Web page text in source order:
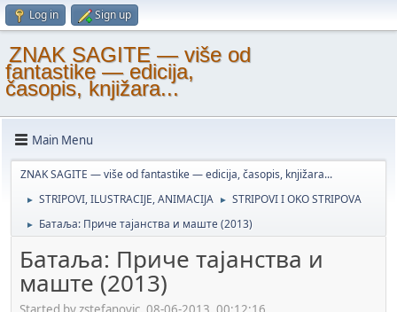
Log in Sign up
ZNAK SAGITE — više od
fantastike — edicija,
časopis, knjižara...
Main Menu
ZNAK SAGITE — više od fantastike — edicija, časopis, knjižara...
► STRIPOVI, ILUSTRACIJE, ANIMACIJA ► STRIPOVI I OKO STRIPOVA
► Батаља: Приче тајанства и маште (2013)
Батаља: Приче тајанства и
маште (2013)